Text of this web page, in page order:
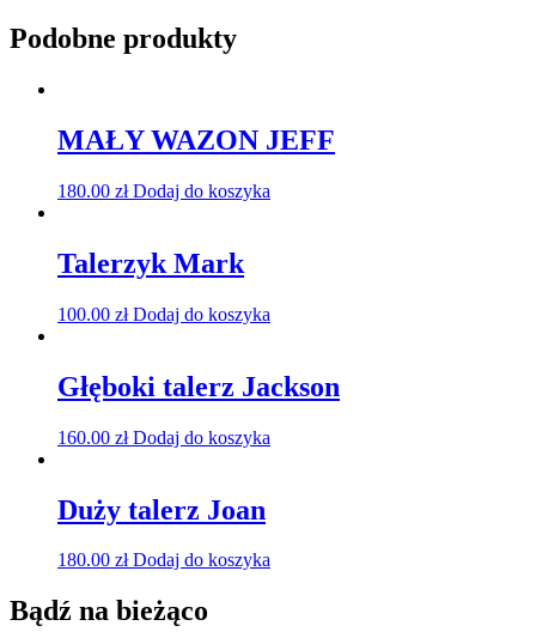
Podobne produkty
MAŁY WAZON JEFF
180.00 zł Dodaj do koszyka
Talerzyk Mark
100.00 zł Dodaj do koszyka
Głęboki talerz Jackson
160.00 zł Dodaj do koszyka
Duży talerz Joan
180.00 zł Dodaj do koszyka
Bądź na bieżąco